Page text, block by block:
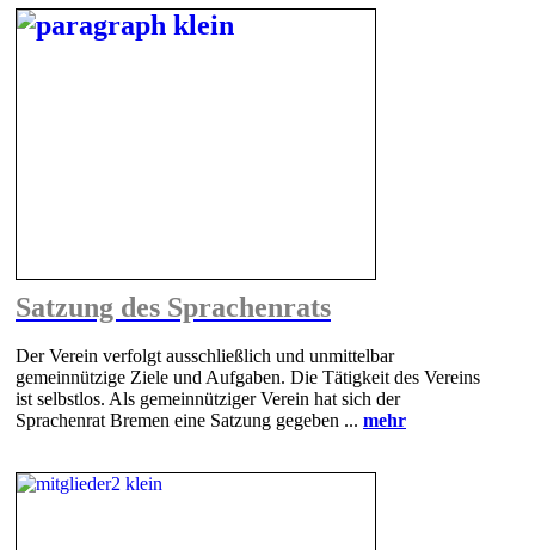
Satzung des Sprachenrats
Der Verein verfolgt ausschließlich und unmittelbar
gemeinnützige Ziele und Aufgaben. Die Tätigkeit des Vereins
ist selbstlos. Als gemeinnütziger Verein hat sich der
Sprachenrat Bremen eine Satzung gegeben ... mehr